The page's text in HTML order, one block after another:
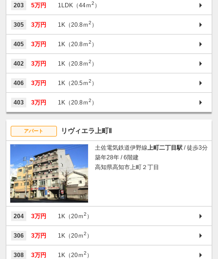
203 5万円 1LDK（44ｍ2 ）
305 3万円 1K（20.8ｍ2 ）
405 3万円 1K（20.8ｍ2 ）
402 3万円 1K（20.8ｍ2 ）
406 3万円 1K（20.5ｍ2 ）
403 3万円 1K（20.8ｍ2 ）
アパート リヴィエラ上町Ⅱ
土佐電気鉄道伊野線上町二丁目駅 / 徒歩3分
築年28年 / 6階建
高知県高知市上町２丁目
204 3万円 1K（20ｍ2 ）
306 3万円 1K（20ｍ2 ）
308 3万円 1K（20ｍ2 ）